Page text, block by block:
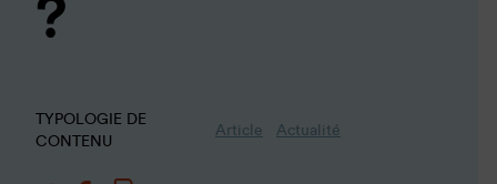
?
TYPOLOGIE DE
CONTENU
Article Actualité